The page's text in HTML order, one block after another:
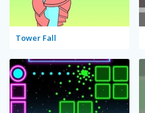
Tower Fall